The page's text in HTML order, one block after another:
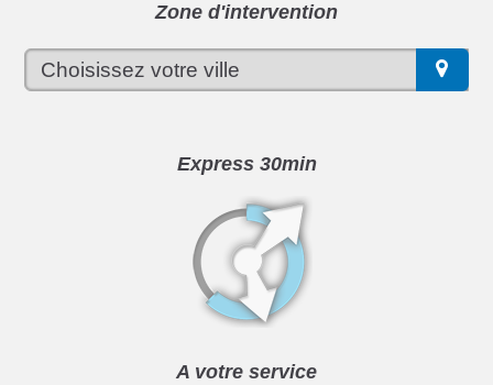
Zone d'intervention
Express 30min
A votre service